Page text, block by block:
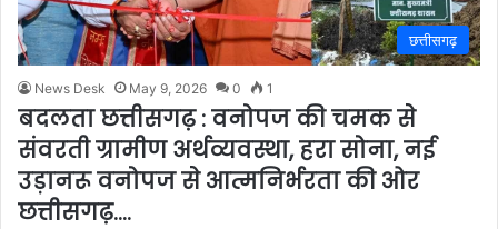
छत्तीसगढ़
News Desk May 9, 2026 0 1
बदलता छत्तीसगढ़ : वनोपज की चमक से
संवरती ग्रामीण अर्थव्यवस्था, हरा सोना, नई
उड़ानरू वनोपज से आत्मनिर्भरता की ओर
छत्तीसगढ़….